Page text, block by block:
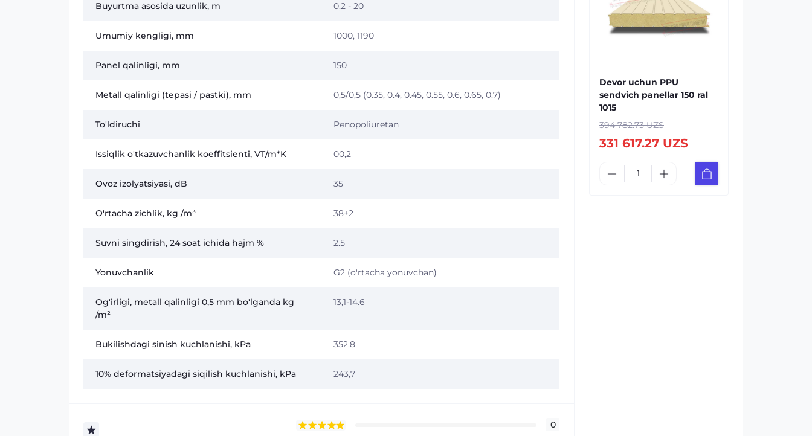
Buyurtma asosida uzunlik, m 0,2 - 20
Umumiy kengligi, mm 1000, 1190
Panel qalinligi, mm 150
Metall qalinligi (tepasi / pastki), mm 0,5/0,5 (0.35, 0.4, 0.45, 0.55, 0.6, 0.65, 0.7)
To'ldiruchi Penopoliuretan
Issiqlik o'tkazuvchanlik koeffitsienti, VT/m*K 00,2
Ovoz izolyatsiyasi, dB 35
O'rtacha zichlik, kg /m³ 38±2
Suvni singdirish, 24 soat ichida hajm % 2.5
Yonuvchanlik G2 (o'rtacha yonuvchan)
Og'irligi, metall qalinligi 0,5 mm bo'lganda kg
/m²
13,1-14.6
Bukilishdagi sinish kuchlanishi, kPa 352,8
10% deformatsiyadagi siqilish kuchlanishi, kPa 243,7
0
Devor uchun PPU
sendvich panellar 150 ral
1015
394 782.73 UZS
331 617.27 UZS